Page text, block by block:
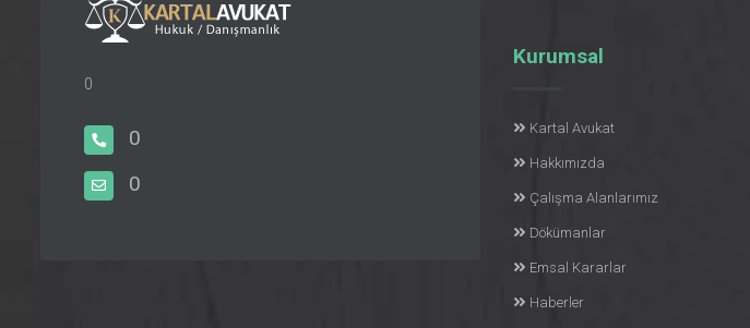
0
0
0
Kurumsal
Kartal Avukat
Hakkımızda
Çalışma Alanlarımız
Dökümanlar
Emsal Kararlar
Haberler